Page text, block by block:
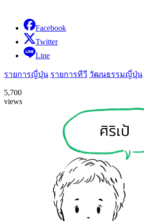
Facebook
Twitter
Line
รายการญี่ปุ่น รายการทีวี วัฒนธรรมญี่ปุ่น
5,700
views